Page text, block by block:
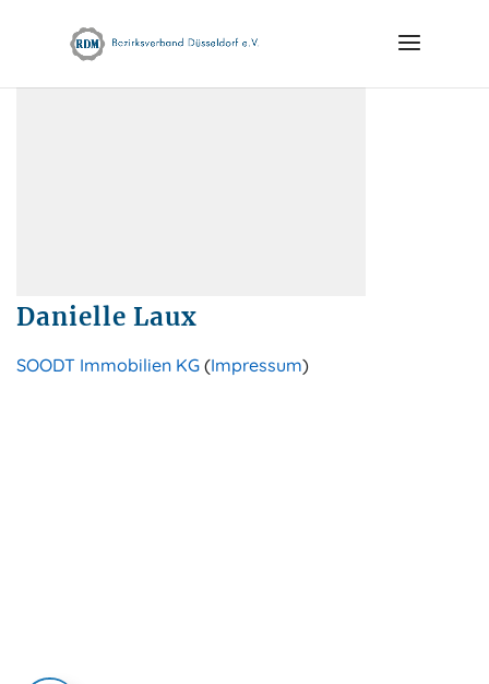
Danielle Laux
SOODT Immobilien KG (Impressum)